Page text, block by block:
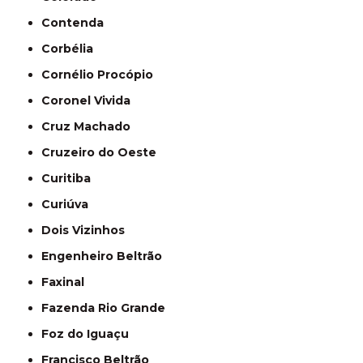
Contenda
Corbélia
Cornélio Procópio
Coronel Vivida
Cruz Machado
Cruzeiro do Oeste
Curitiba
Curiúva
Dois Vizinhos
Engenheiro Beltrão
Faxinal
Fazenda Rio Grande
Foz do Iguaçu
Francisco Beltrão